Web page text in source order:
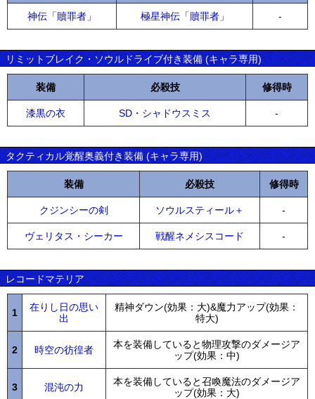
神伝「贖罪者」 極星神伝「贖罪者」 -
リミットブレイク・ソウルドライブ付き装備 (キャラ専用)
装備 必殺技 修得時
漆黒の衣 SD・シャドウスミス -
タクティカル覚醒奥義付き装備 (キャラ専用)
装備 必殺技 修得時
クジンシーの剣 ソウルスティール＋ -
ヴェリタス・シーカー 戦醒ネメシスコード -
レコードマテリア
1
在りし日の思い
出
精神ダウン(効果：大)&魔力アップ(効果：
特大)
2 時空の彷徨者
本を装備していると物理攻撃のダメージア
ップ(効果：中)
3 混沌の力
本を装備していると召喚魔法のダメージア
ップ(効果：大)